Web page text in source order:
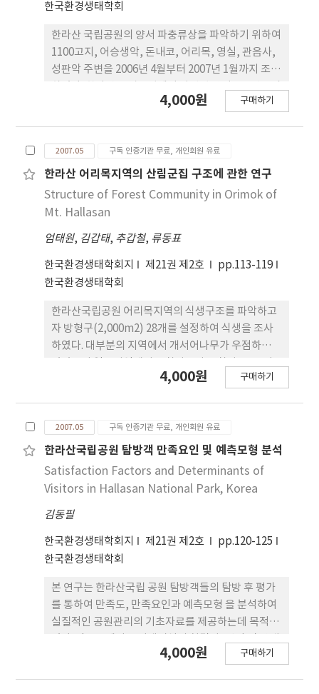
한국환경생태학회
한라산 국립공원의 양서 파충류상을 파악하기 위하여
1100고지, 어승생악, 돈내코, 어리목, 영실, 관음사,
성판악 주변을 2006년 4월부터 2007년 1월까지 조사
5종, 파충류는 4과 8종이었다. 내륙 지방에서는 개체
뱀(Scincella vandenburghi), 실뱀(Coluber
spinalis), 제주도룡뇽(Hynobius quelpartensis)
과 한반도에서는 제주도에만 서식하는 비바리뱀
(Sibynophis chinensis)을 확인하였다. 제주도는 한
류가 서식한다. 제주도의 양서 파충류는 오랜 격리와
기후에 의한 차이를 보이며 생물지리학적으로 매우
중요한 위치에 있다. 또한 기존 문헌에 기록되어 있지
gargarizans), 옴개구리(Rana rugosa), 금개구리
(R. plancyi). 무자치(Elaphe rufodorsata), 아무
르장지뱀(T. amurensis)의 현황에 대한 연구는 시급
히 이루어져야 한다.
4,000원 구매하기
2007.05 구독 인증기관 무료, 개인회원 유료
한라산 어리목지역의 산림군집 구조에 관한 연구
Structure of Forest Community in Orimok of
Mt. Hallasan
엄태원, 김갑태, 추갑철, 류동표
한국환경생태학회지 제21권 제2호
pp.113-119
한국환경생태학회
한라산국립공원 어리목지역의 식생구조를 파악하고
자 방형구(2,000m2) 28개를 설정하여 식생을 조사
하였다. 대부분의 지역에서 개서어나무가 우점하고
나무가 혼효하고 있었다. 수종간의 상관관계에서는
나무와 까치박달나무, 물참나무, 대팻집나무와 비목,
신갈나무, 분비나무와 산벚나무, 음나무, 주목과 섬
노린재나무는 정의 상관이 인정되었다. 조사지의 종
다양성 지수는 0.771로 다른 국립공원들의 식생에 비
4,000원 구매하기
2007.05 구독 인증기관 무료, 개인회원 유료
한라산국립공원 탐방객 만족요인 및 예측모형 분석
Satisfaction Factors and Determinants of
Visitors in Hallasan National Park, Korea
김동필
한국환경생태학회지 제21권 제2호
pp.120-125
한국환경생태학회
본 연구는 한라산국립 공원 탐방객들의 탐방 후 평가
를 통하여 만족도, 만족요인과 예측모형 을 분석하여
실질적인 공원관리의 기초자료를 제공하는데 목적이
시설의 부족 등이 가장 불만족요인으로 나타났고, 만
4,000원 구매하기